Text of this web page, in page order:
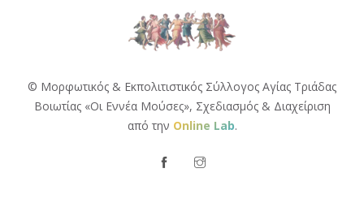
© Μορφωτικός & Εκπολιτιστικός Σύλλογος Αγίας Τριάδας
Βοιωτίας «Οι Εννέα Μούσες», Σχεδιασμός & Διαχείριση
από την Online Lab.